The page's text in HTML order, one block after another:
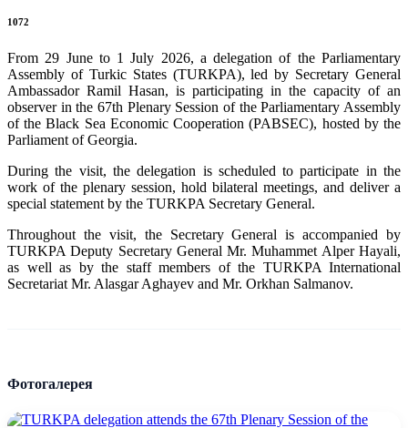
1072
From 29 June to 1 July 2026, a delegation of the Parliamentary
Assembly of Turkic States (TURKPA), led by Secretary General
Ambassador Ramil Hasan, is participating in the capacity of an
observer in the 67th Plenary Session of the Parliamentary Assembly
of the Black Sea Economic Cooperation (PABSEC), hosted by the
Parliament of Georgia.
During the visit, the delegation is scheduled to participate in the
work of the plenary session, hold bilateral meetings, and deliver a
special statement by the TURKPA Secretary General.
Throughout the visit, the Secretary General is accompanied by
TURKPA Deputy Secretary General Mr. Muhammet Alper Hayali,
as well as by the staff members of the TURKPA International
Secretariat Mr. Alasgar Aghayev and Mr. Orkhan Salmanov.
Фотогалерея